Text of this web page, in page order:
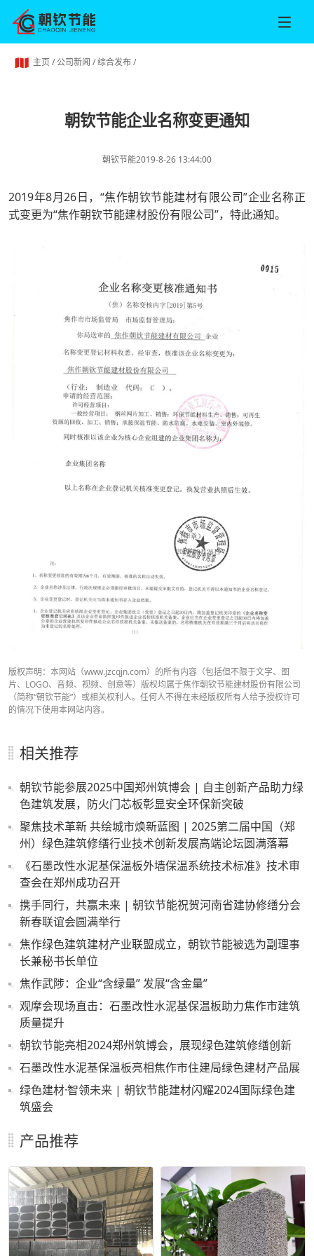
主页/公司新闻 /综合发布/
朝钦节能企业名称变更通知
朝钦节能2019-8-26 13:44:00
2019年8月26日，“焦作朝钦节能建材有限公司”企业名称正
式变更为“焦作朝钦节能建材股份有限公司”，特此通知。
版权声明：本网站（www.jzcqjn.com）的所有内容（包括但不限于文字、图
片、LOGO、音频、视频、创意等）版权均属于焦作朝钦节能建材股份有限公司
（简称“朝钦节能”）或相关权利人。任何人不得在未经版权所有人给予授权许可
的情况下使用本网站内容。
相关推荐
朝钦节能参展2025中国郑州筑博会 | 自主创新产品助力绿
色建筑发展，防火门芯板彰显安全环保新突破
聚焦技术革新 共绘城市焕新蓝图 | 2025第二届中国（郑
州）绿色建筑修缮行业技术创新发展高端论坛圆满落幕
《石墨改性水泥基保温板外墙保温系统技术标准》技术审
查会在郑州成功召开
携手同行，共赢未来 | 朝钦节能祝贺河南省建协修缮分会
新春联谊会圆满举行
焦作绿色建筑建材产业联盟成立，朝钦节能被选为副理事
长兼秘书长单位
焦作武陟：企业“含绿量” 发展“含金量”
观摩会现场直击：石墨改性水泥基保温板助力焦作市建筑
质量提升
朝钦节能亮相2024郑州筑博会，展现绿色建筑修缮创新
石墨改性水泥基保温板亮相焦作市住建局绿色建材产品展
绿色建材·智领未来 | 朝钦节能建材闪耀2024国际绿色建
筑盛会
产品推荐